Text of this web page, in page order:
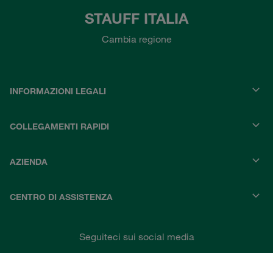
STAUFF ITALIA
Cambia regione
INFORMAZIONI LEGALI
COLLEGAMENTI RAPIDI
AZIENDA
CENTRO DI ASSISTENZA
Seguiteci sui social media